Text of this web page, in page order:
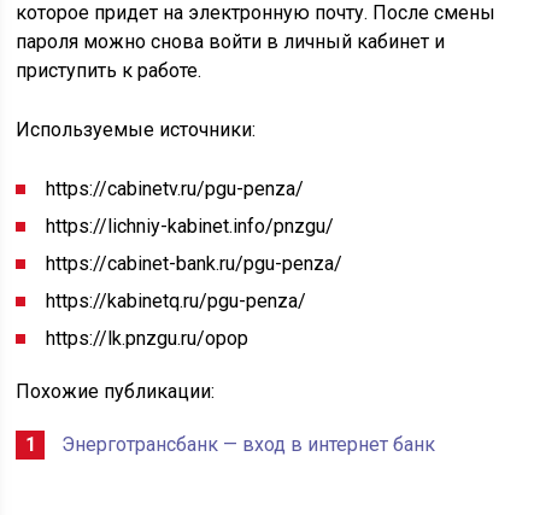
которое придет на электронную почту. После смены
пароля можно снова войти в личный кабинет и
приступить к работе.
Используемые источники:
https://cabinetv.ru/pgu-penza/
https://lichniy-kabinet.info/pnzgu/
https://cabinet-bank.ru/pgu-penza/
https://kabinetq.ru/pgu-penza/
https://lk.pnzgu.ru/opop
Похожие публикации:
Энерготрансбанк — вход в интернет банк